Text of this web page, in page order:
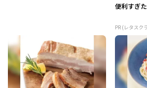
便利すぎた
PR (レタスク